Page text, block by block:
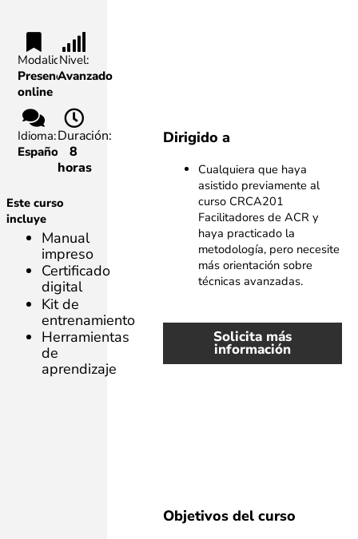
Modalidad:
Presencial,
online
Nivel:
Avanzado
Idioma:
Español
Duración:
8
horas
Este curso
incluye
Manual
impreso
Certificado
digital
Kit de
entrenamiento
Herramientas
de
aprendizaje
Dirigido a
Cualquiera que haya
asistido previamente al
curso CRCA201
Facilitadores de ACR y
haya practicado la
metodología, pero necesite
más orientación sobre
técnicas avanzadas.
Solicita más
información
Objetivos del curso